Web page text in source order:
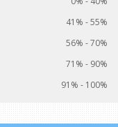
41% - 55%
56% - 70%
71% - 90%
91% - 100%